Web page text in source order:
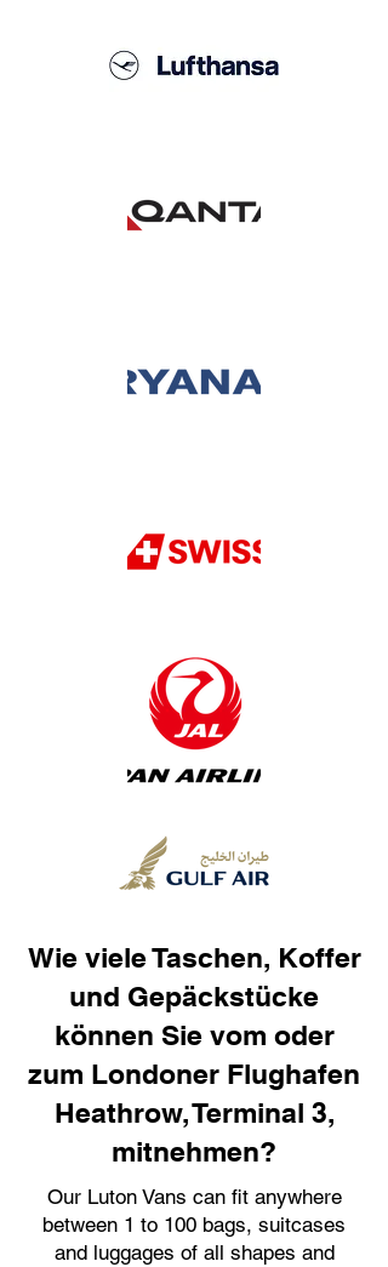
Wie viele Taschen, Koffer
und Gepäckstücke
können Sie vom oder
zum Londoner Flughafen
Heathrow, Terminal 3,
mitnehmen?
Our Luton Vans can fit anywhere
between 1 to 100 bags, suitcases
and luggages of all shapes and